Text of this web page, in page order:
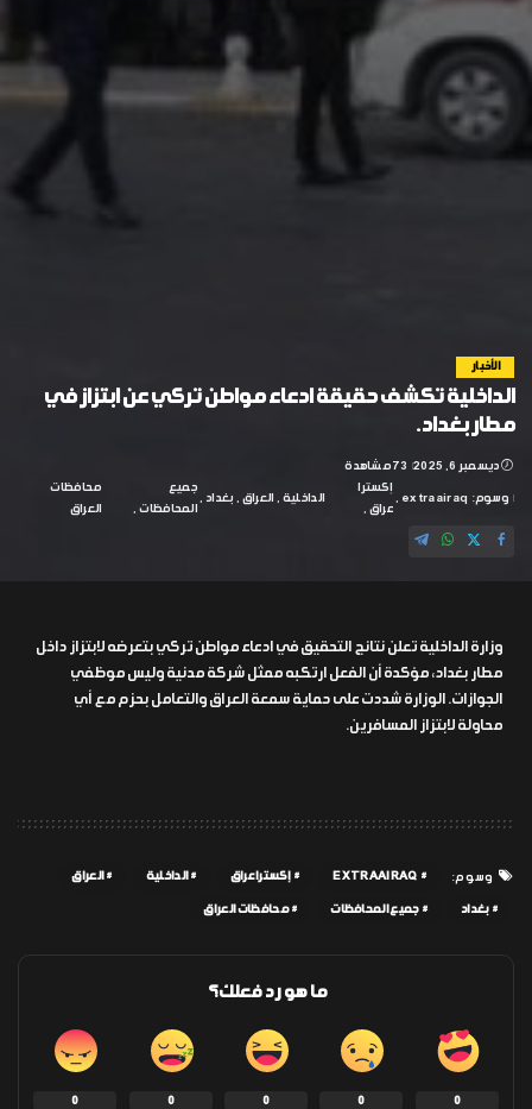
الأخبار
الداخلية تكشف حقيقة ادعاء مواطن تركي عن ابتزاز في
مطار بغداد.
ديسمبر 6, 2025 73 مشاهدة
وسوم: extraairaq
إكسترا
عراق
الداخلية العراق بغداد
جميع
المحافظات
محافظات
العراق
وزارة الداخلية تعلن نتائج التحقيق في ادعاء مواطن تركي بتعرضه لابتزاز داخل
مطار بغداد، مؤكدة أن الفعل ارتكبه ممثل شركة مدنية وليس موظفي
الجوازات. الوزارة شددت على حماية سمعة العراق والتعامل بحزم مع أي
محاولة لابتزاز المسافرين.
وسوم: EXTRAAIRAQ إكسترا عراق الداخلية العراق
بغداد جميع المحافظات محافظات العراق
ما هو رد فعلك؟
0
0
0
0
0